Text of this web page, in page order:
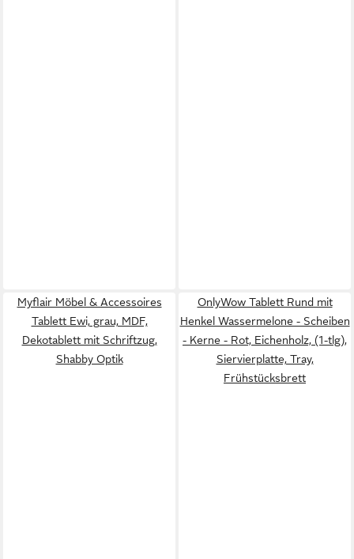
Myflair Möbel & Accessoires
Tablett Ewi, grau, MDF,
Dekotablett mit Schriftzug,
Shabby Optik
OnlyWow Tablett Rund mit
Henkel Wassermelone - Scheiben
- Kerne - Rot, Eichenholz, (1-tlg),
Siervierplatte, Tray,
Frühstücksbrett